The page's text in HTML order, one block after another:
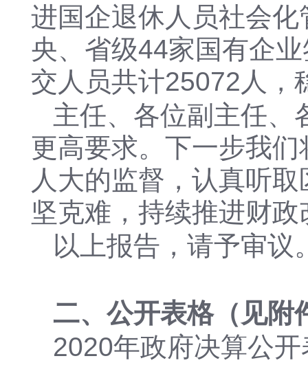
进国企退休人员社会
央、省级44家国有企
交人员共计25072人，
主任、各位副主任、
更高要求。下一步我
人大的监督，认真听
坚克难，持续推进财
以上报告，请予审议
二、公开表格（见附
2020年政府决算公